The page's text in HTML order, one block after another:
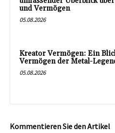
und Vermögen
05.08.2026
Kreator Vermögen: Ein
Vermögen der Metal-
05.08.2026
Kommentieren Sie den Artikel